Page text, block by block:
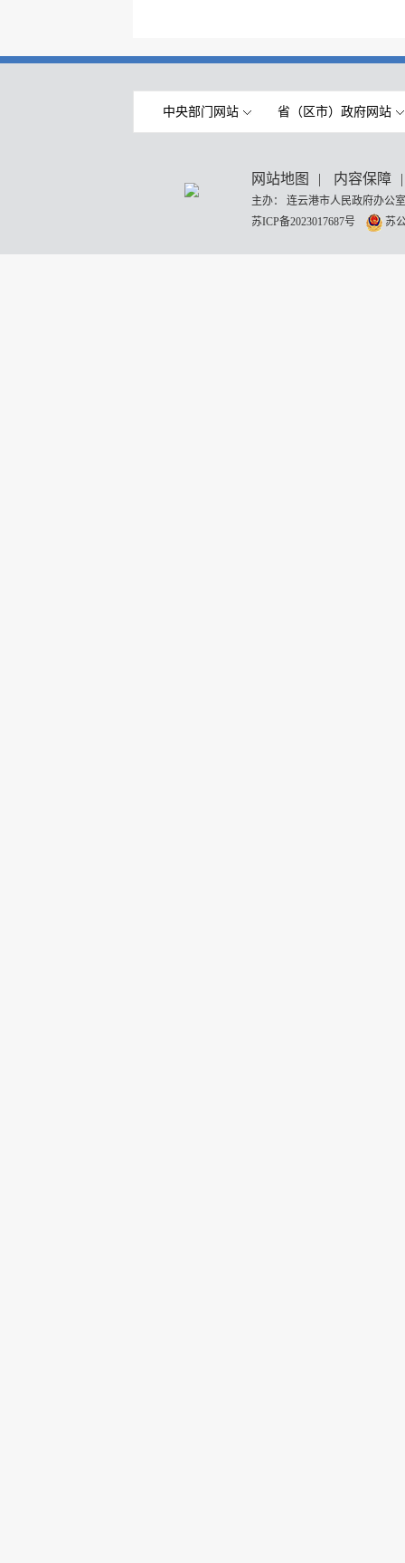
中央部门网站 省（区市）政府网站
网站地图 | 内容保障 |
主办： 连云港市人民政府办
苏ICP备2023017687号
苏